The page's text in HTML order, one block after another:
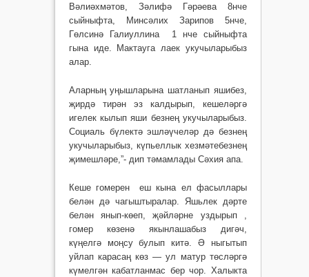
Вәлиәхмәтов, Зәлифә Гәрәева 8нче
сыйныфта, Минсәлих Зарипов 5нче,
Гөлсинә Галиуллина 1 нче сыйныфта
гына иде. Мактауга лаек укучыларыбыз
алар.
Аларның уңышларына шатланып яшибез,
җирдә тирән эз калдырып, кешеләргә
игелек кылып яши безнең укучыларыбыз.
Социаль бүлектә эшләүчеләр дә безнең
укучыларыбыз, күпьеллык хезмәтебезнең
җимешләре,”- дип тәмамлады Сәхия апа.
Кеше гомерен еш кына ел фасыллары
белән дә чагыштыралар. Яшьлек дәрте
белән янып-көеп, җәйләрне уздырып ,
гомер көзенә якынлашабыз дигәч,
күңелгә моңсу булып китә. Ә ныгытып
уйлап карасаң көз — ул матур төсләргә
күмелгән кабатланмас бер чор. Халыкта